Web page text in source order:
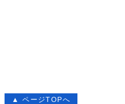
▲ ページTOPへ